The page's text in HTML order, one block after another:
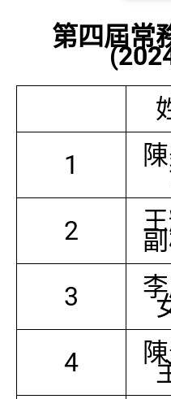
第四屆常
1
2
3
4